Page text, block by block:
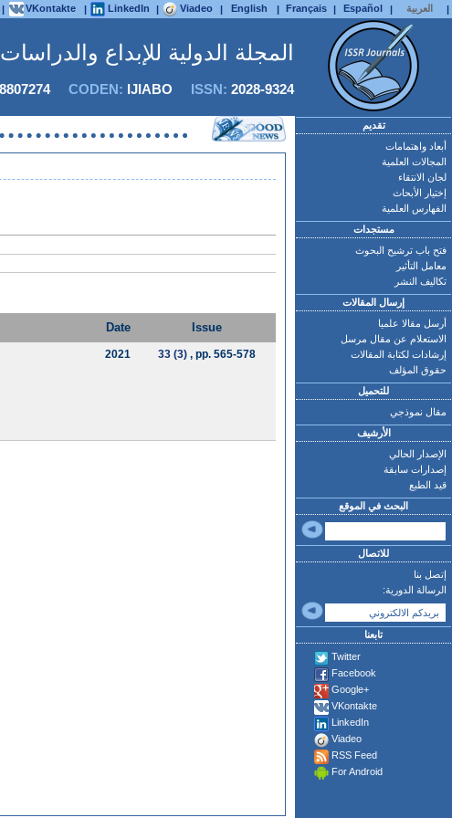
| VKontakte | LinkedIn | Viadeo | English | Français | Español | العربية |
المجلة الدولية للإبداع
CODEN: IJIABO ISSN: 2028-9324
Date Issue
2021 33 (3), pp. 565-578
تقديم
أبعاد واهتمامات
المجالات العلمية
لجان الانتقاء
إختيار الأبحاث
الفهارس العلمية
مستجدات
فتح باب ترشيح البحوث
معامل التأثير
تكاليف النشر
إرسال المقالات
أرسل مقالا علميا
الاستعلام عن مقال مرسل
إرشادات لكتابة المقالات
حقوق المؤلف
للتحميل
مقال نموذجي
الأرشيف
الإصدار الحالي
إصدارات سابقة
قيد الطبع
البحث في الموقع
للاتصال
إتصل بنا
الرسالة الدورية:
تابعنا
Twitter
Facebook
Google+
VKontakte
LinkedIn
Viadeo
RSS Feed
For Android